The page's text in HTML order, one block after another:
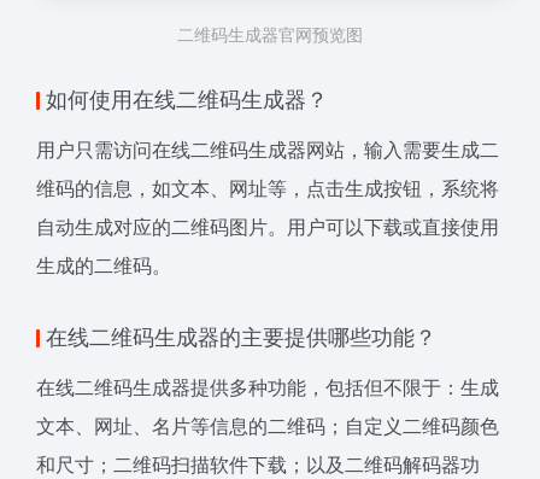
二维码生成器官网预览图
如何使用在线二维码生成器？
用户只需访问在线二维码生成器网站，输入需要生成二
维码的信息，如文本、网址等，点击生成按钮，系统将
自动生成对应的二维码图片。用户可以下载或直接使用
生成的二维码。
在线二维码生成器的主要提供哪些功能？
在线二维码生成器提供多种功能，包括但不限于：生成
文本、网址、名片等信息的二维码；自定义二维码颜色
和尺寸；二维码扫描软件下载；以及二维码解码器功